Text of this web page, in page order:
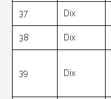
37 Dix
38 Dix
39 Dix